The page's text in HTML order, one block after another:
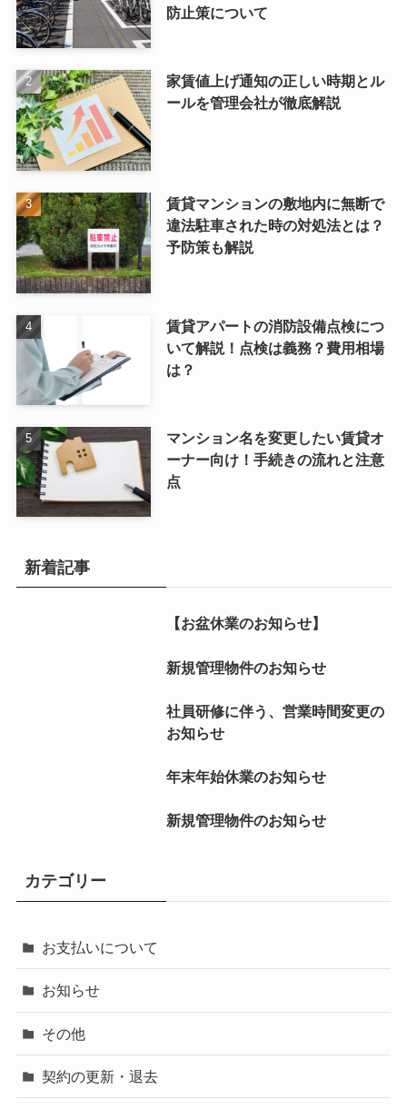
防止策について
家賃値上げ通知の正しい時期とル
ールを管理会社が徹底解説
賃貸マンションの敷地内に無断で
違法駐車された時の対処法とは？
予防策も解説
賃貸アパートの消防設備点検につ
いて解説！点検は義務？費用相場
は？
マンション名を変更したい賃貸オ
ーナー向け！手続きの流れと注意
点
新着記事
【お盆休業のお知らせ】
新規管理物件のお知らせ
社員研修に伴う、営業時間変更の
お知らせ
年末年始休業のお知らせ
新規管理物件のお知らせ
カテゴリー
お支払いについて
お知らせ
その他
契約の更新・退去